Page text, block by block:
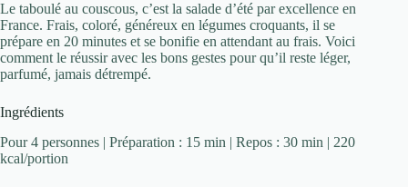
Le taboulé au couscous, c’est la salade d’été par excellence en
France. Frais, coloré, généreux en légumes croquants, il se
prépare en 20 minutes et se bonifie en attendant au frais. Voici
comment le réussir avec les bons gestes pour qu’il reste léger,
parfumé, jamais détrempé.
Ingrédients
Pour 4 personnes | Préparation : 15 min | Repos : 30 min | 220
kcal/portion